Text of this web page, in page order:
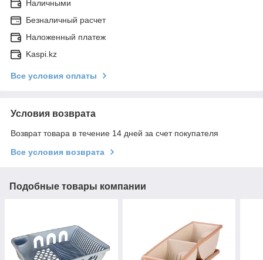
Наличными
Безналичный расчет
Наложенный платеж
Kaspi.kz
Все условия оплаты
Условия возврата
Возврат товара в течение 14 дней за счет покупателя
Все условия возврата
Подобные товары компании